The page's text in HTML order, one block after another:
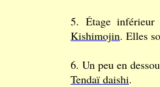
5. Étage
Kishimojin. Elles
6. Un peu en
Tendaï daishi.